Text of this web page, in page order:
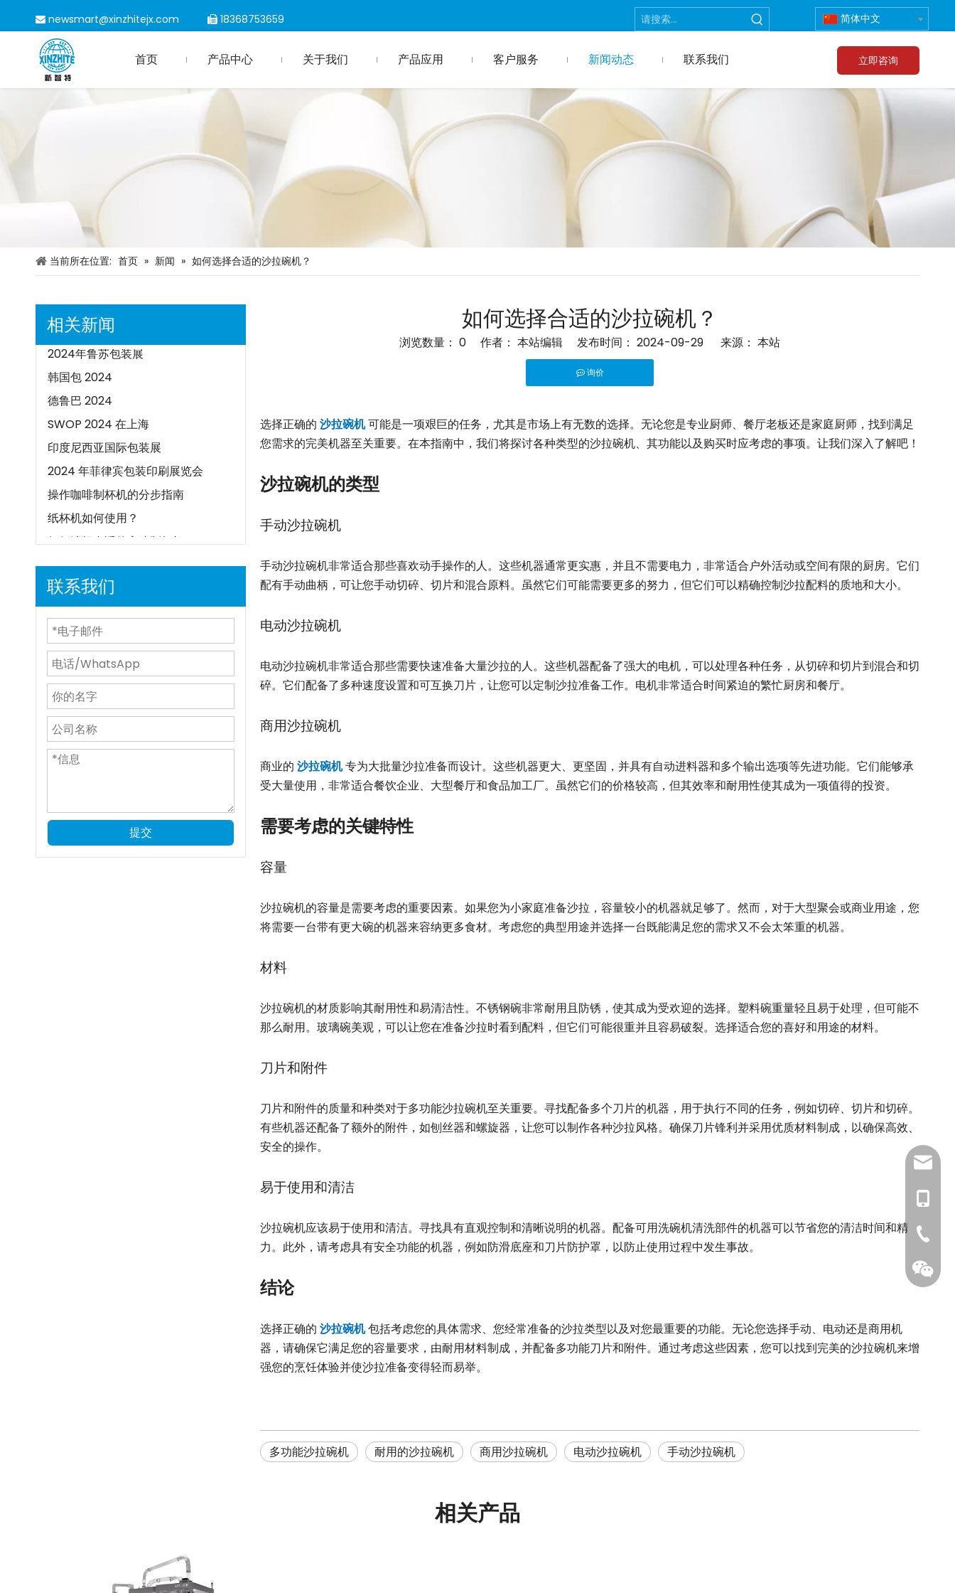
 newsmart@xinzhitejx.com  18368753659 简体中文
首页 产品中心 关于我们 产品应用 客户服务 新闻动态 联系我们 立即咨询
当前所在位置: 首页 » 新闻 » 如何选择合适的沙拉碗机？
相关新闻
探索沙拉碗机的功能
2023 年国际包装印刷展
2024 年 GLUF 印刷及包装展
2024年鲁苏包装展
韩国包 2024
德鲁巴 2024
SWOP 2024 在上海
印度尼西亚国际包装展
2024 年菲律宾包装印刷展览会
操作咖啡制杯机的分步指南
纸杯机如何使用？
如何选择合适的高速制杯机？
纸杯机如何操作？
全伺服驱动技术如何改变杯子生产
纸杯机是如何工作的？
探索高速制杯机的优势
纸杯机如何使用？
如何选择合适的沙拉碗机？
探索沙拉碗机的功能
2023 年国际包装印刷展
2023 年沙特印刷包装展
2024年鲁苏包装展
德鲁巴 2024
联系我们
提交
如何选择合适的沙拉碗机？
浏览数量： 0 作者： 本站编辑 发布时间： 2024-09-29 来源： 本站
询价
选择正确的 沙拉碗机可能是一项艰巨的任务，尤其是市场上有无数的选择。无论您是专业厨师、餐厅老板还是家庭厨师，找到满足
您需求的完美机器至关重要。在本指南中，我们将探讨各种类型的沙拉碗机、其功能以及购买时应考虑的事项。让我们深入了解吧！
沙拉碗机的类型
手动沙拉碗机
手动沙拉碗机非常适合那些喜欢动手操作的人。这些机器通常更实惠，并且不需要电力，非常适合户外活动或空间有限的厨房。它们
配有手动曲柄，可让您手动切碎、切片和混合原料。虽然它们可能需要更多的努力，但它们可以精确控制沙拉配料的质地和大小。
电动沙拉碗机
电动沙拉碗机非常适合那些需要快速准备大量沙拉的人。这些机器配备了强大的电机，可以处理各种任务，从切碎和切片到混合和切
碎。它们配备了多种速度设置和可互换刀片，让您可以定制沙拉准备工作。电机非常适合时间紧迫的繁忙厨房和餐厅。
商用沙拉碗机
商业的 沙拉碗机专为大批量沙拉准备而设计。这些机器更大、更坚固，并具有自动进料器和多个输出选项等先进功能。它们能够承
受大量使用，非常适合餐饮企业、大型餐厅和食品加工厂。虽然它们的价格较高，但其效率和耐用性使其成为一项值得的投资。
需要考虑的关键特性
容量
沙拉碗机的容量是需要考虑的重要因素。如果您为小家庭准备沙拉，容量较小的机器就足够了。然而，对于大型聚会或商业用途，您
将需要一台带有更大碗的机器来容纳更多食材。考虑您的典型用途并选择一台既能满足您的需求又不会太笨重的机器。
材料
沙拉碗机的材质影响其耐用性和易清洁性。不锈钢碗非常耐用且防锈，使其成为受欢迎的选择。塑料碗重量轻且易于处理，但可能不
那么耐用。玻璃碗美观，可以让您在准备沙拉时看到配料，但它们可能很重并且容易破裂。选择适合您的喜好和用途的材料。
刀片和附件
刀片和附件的质量和种类对​​于多功能沙拉碗机至关重要。寻找配备多个刀片的机器，用于执行不同的任务，例如切碎、切片和切碎。
有些机器还配备了额外的附件，如刨丝器和螺旋器，让您可以制作各种沙拉风格。确保刀片锋利并采用优质材料制成，以确保高效、
安全的操作。
易于使用和清洁
沙拉碗机应该易于使用和清洁。寻找具有直观控制和清晰说明的机器。配备可用洗碗机清洗部件的机器可以节省您的清洁时间和精
力。此外，请考虑具有安全功能的机器，例如防滑底座和刀片防护罩，以防止使用过程中发生事故。
结论
选择正确的 沙拉碗机包括考虑您的具体需求、您经常准备的沙拉类型以及对您最重要的功能。无论您选择手动、电动还是商用机
器，请确保它满足您的容量要求，由耐用材料制成，并配备多功能刀片和附件。通过考虑这些因素，您可以找到完美的沙拉碗机来增
强您的烹饪体验并使沙拉准备变得轻而易举。
多功能沙拉碗机 耐用的沙拉碗机 商用沙拉碗机 电动沙拉碗机 手动沙拉碗机
相关产品
0577-